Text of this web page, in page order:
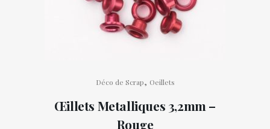
Déco de Scrap, Oeillets
Œillets Metalliques 3,2mm –
Rouge